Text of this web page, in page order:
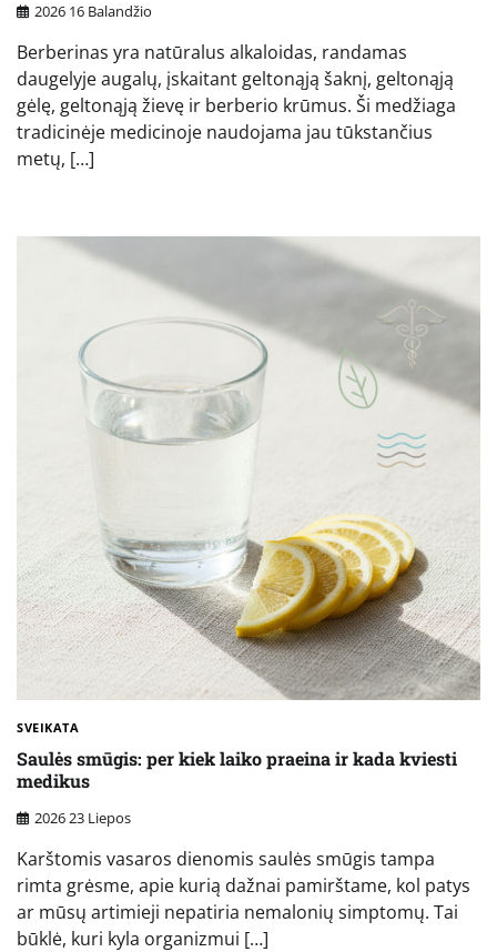
2026 16 Balandžio
Berberinas yra natūralus alkaloidas, randamas
daugelyje augalų, įskaitant geltonąją šaknį, geltonąją
gėlę, geltonąją žievę ir berberio krūmus. Ši medžiaga
tradicinėje medicinoje naudojama jau tūkstančius
metų, […]
SVEIKATA
Saulės smūgis: per kiek laiko praeina ir kada kviesti
medikus
2026 23 Liepos
Karštomis vasaros dienomis saulės smūgis tampa
rimta grėsme, apie kurią dažnai pamirštame, kol patys
ar mūsų artimieji nepatiria nemalonių simptomų. Tai
būklė, kuri kyla organizmui […]